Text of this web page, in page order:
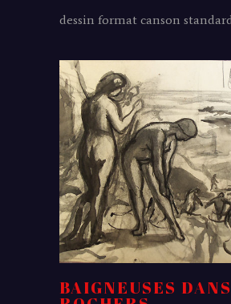
dessin format canson
BAIGNEUSES